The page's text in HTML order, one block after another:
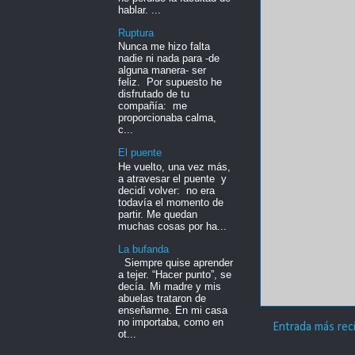
Entrada más
hablar. ...
Ruptura
Nunca me hizo falta
nadie ni nada para -de
alguna manera- ser
feliz. Por supuesto he
disfrutado de tu
compañía: me
proporcionaba calma,
c...
El puente
He vuelto, una vez más,
a atravesar el puente y
decidí volver: no era
todavía el momento de
partir. Me quedan
muchas cosas por ha...
La bufanda
Siempre quise aprender
a tejer. “Hacer punto”, se
decía. Mi madre y mis
abuelas trataron de
enseñarme. En mi casa
no importaba, como en
ot...